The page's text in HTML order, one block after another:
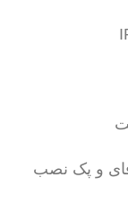
و پک نصب